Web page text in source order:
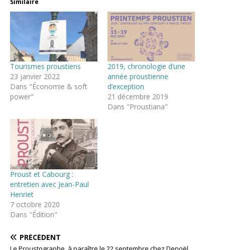
Similaire
Tourismes proustiens
23 janvier 2022
Dans "Économie & soft
power"
2019, chronologie d’une
année proustienne
d’exception
21 décembre 2019
Dans "Proustiana"
Proust et Cabourg :
entretien avec Jean-Paul
Henriet
7 octobre 2020
Dans "Édition"
PRÉCÉDENT